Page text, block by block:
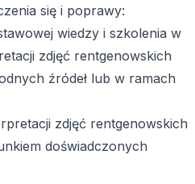
się i poprawy:
wiedzy i szkolenia w
zdjęć rentgenowskich
źródeł lub w ramach
zdjęć rentgenowskich
doświadczonych